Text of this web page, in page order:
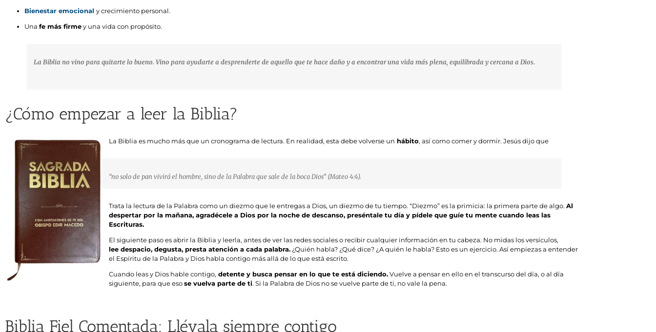
Bienestar emocional y crecimiento personal.
Una fe más firmey una vida con propósito.
La Biblia no vino para quitarte lo bueno. Vino para ayudarte a desprenderte de aquello que te hace daño y a encontrar una vida más plena, equilibrada y cercana a Dios.
¿Cómo empezar a leer la Biblia?
La Biblia es mucho más que un cronograma de lectura. En realidad, esta debe volverse un hábito, así como comer y dormir. Jesús dijo que
“no solo de pan vivirá el hombre, sino de la Palabra que sale de la boca Dios”(Mateo 4:4).
Trata la lectura de la Palabra como un diezmo que le entregas a Dios, un diezmo de tu tiempo. “Diezmo” es la primicia: la primera parte de algo. Al
despertar por la mañana, agradécele a Dios por la noche de descanso, preséntale tu día y pídele que guíe tu mente cuando leas las
Escrituras.
El siguiente paso es abrir la Biblia y leerla, antes de ver las redes sociales o recibir cualquier información en tu cabeza. No midas los versículos,
lee despacio, degusta, presta atención a cada palabra. ¿Quién habla? ¿Qué dice? ¿A quién le habla? Esto es un ejercicio. Así empiezas a entender
el Espíritu de la Palabra y Dios habla contigo más allá de lo que está escrito.
Cuando leas y Dios hable contigo, detente y busca pensar en lo que te está diciendo.Vuelve a pensar en ello en el transcurso del día, o al día
siguiente, para que esose vuelva parte de ti. Si la Palabra de Dios no se vuelve parte de ti, no vale la pena.
Biblia Fiel Comentada: Llévala siempre contigo